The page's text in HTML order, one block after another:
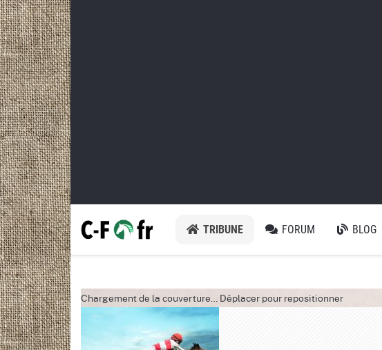
TRIBUNE FORUM BLOG
Chargement de la couverture… Déplacer pour repositionner